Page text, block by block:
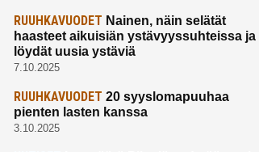
RUUHKAVUODET Nainen, näin selätät
haasteet aikuisiän ystävyyssuhteissa ja
löydät uusia ystäviä
7.10.2025
RUUHKAVUODET 20 syyslomapuuhaa
pienten lasten kanssa
3.10.2025